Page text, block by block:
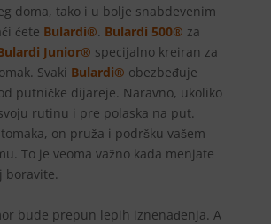
doma, tako i u bolje snabdevenim
ćete Bulardi®. Bulardi 500® za
Junior® specijalno kreiran za
Svaki Bulardi® obezbeđuje
putničke dijareje. Naravno, ukoliko
rutinu i pre polaska na put.
on pruža i podršku vašem
To je veoma važno kada menjate
boravite.
bude prepun lepih iznenađenja. A